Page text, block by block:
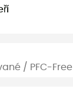
/ PFC-Free